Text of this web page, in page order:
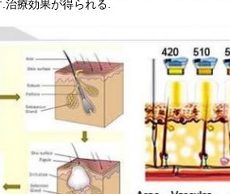
療効果が得られる.